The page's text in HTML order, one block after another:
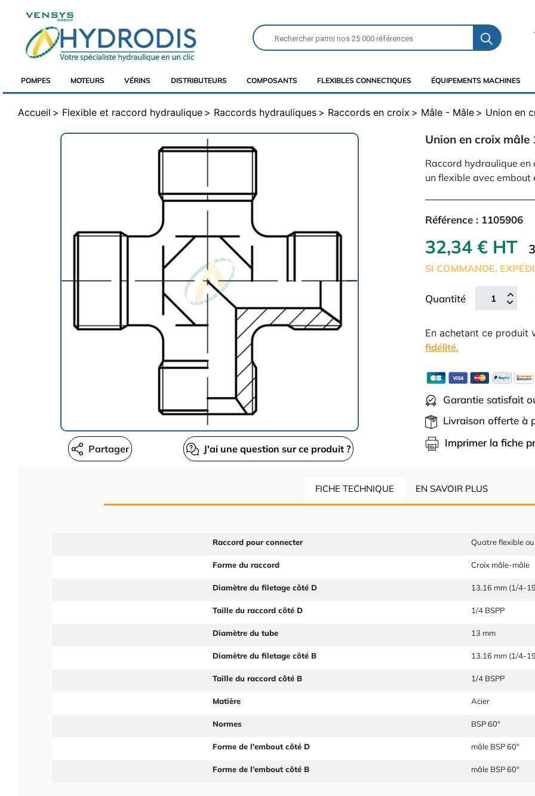
POMPES MOTEURS VÉRINS DISTRIBUTEURS COMPOSANTS FLEXIBLES CONNECTIQUES ÉQUIPEMENTS MACHINES
Accueil Flexible et raccord hydraulique Raccords hydrauliques Raccords en croix Mâle - Mâle Union en
J'ai une question sur ce produit ?
Partager
Union en croix mâle
Raccord hydraulique
un flexible avec embout
Référence : 1105906
32,34 € HT
SI COMMANDE,
Quantité
En achetant ce produit
fidélité.
Garantie satisfait
Livraison offerte à
Imprimer la fiche
FICHE TECHNIQUE EN SAVOIR PLUS
Raccord pour connecter Quatre flexible
Forme du raccord Croix mâle-mâle
Diamètre du filetage côté D 13.16 mm (1/4-
Taille du raccord côté D 1/4 BSPP
Diamètre du tube 13 mm
Diamètre du filetage côté B 13.16 mm (1/4-
Taille du raccord côté B 1/4 BSPP
Matière Acier
Normes BSP 60°
Forme de l'embout côté D mâle BSP 60°
Forme de l'embout côté B mâle BSP 60°